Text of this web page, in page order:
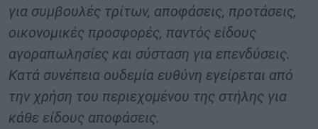
για συμβουλές τρίτων, αποφάσεις, προτάσεις,
οικονομικές προσφορές, παντός είδους
αγοραπωλησίες και σύσταση για επενδύσεις.
Κατά συνέπεια ουδεμία ευθύνη εγείρεται από
την χρήση του περιεχομένου της στήλης για
κάθε είδους αποφάσεις.